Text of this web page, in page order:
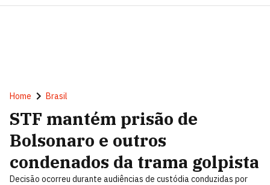
Home Brasil
STF mantém prisão de
Bolsonaro e outros
condenados da trama golpista
Decisão ocorreu durante audiências de custódia conduzidas por